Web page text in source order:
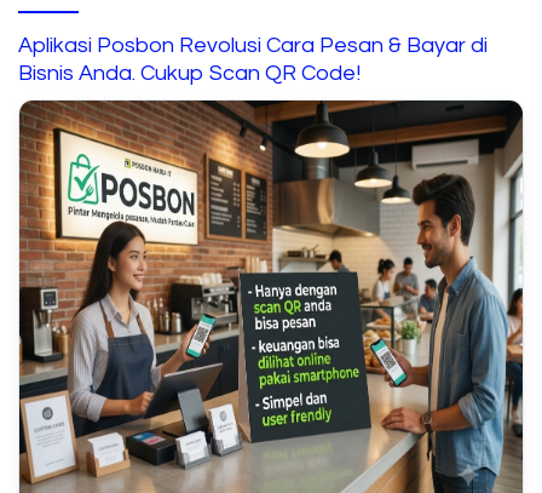
Aplikasi Posbon Revolusi Cara Pesan & Bayar di
Bisnis Anda. Cukup Scan QR Code!